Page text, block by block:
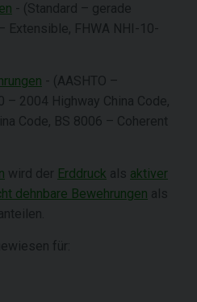
- (Standard – gerade
Extensible, FHWA NHI-10-
- (AASHTO –
– 2004 Highway China Code,
Code, BS 8006 – Coherent
wird der Erddruck als aktiver
dehnbare Bewehrungen als
für: